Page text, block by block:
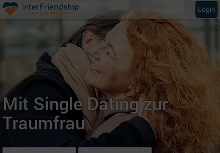
Mit Single Dating zur
Traumfrau
Login